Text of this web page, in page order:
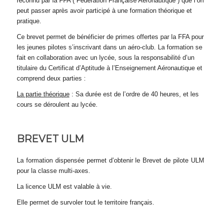
peut passer après avoir participé à une formation théorique et
pratique.
Ce brevet permet de bénéficier de primes offertes par la FFA pour
les jeunes pilotes s’inscrivant dans un aéro-club. La formation se
fait en collaboration avec un lycée, sous la responsabilité d’un
titulaire du Certificat d’Aptitude à l’Enseignement Aéronautique et
comprend deux parties :
La partie théorique: Sa durée est de l’ordre de 40 heures, et les
cours se déroulent au lycée.
BREVET ULM
La formation dispensée permet d’obtenir le Brevet de pilote ULM
pour la classe multi-axes.
La licence ULM est valable à vie.
Elle permet de survoler tout le territoire français.